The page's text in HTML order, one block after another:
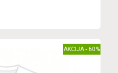
AKCIJA - 60%